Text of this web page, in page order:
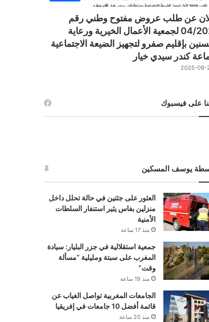
عن طلب عروض مفتوح وطني رقم
04/2025 لجمعية الأعمال الخيرية ورعاية
بإقليم صفرو لتجهيز الضيعة الاجتماعية
كندر سيدي خيار
2025-09-
على فيسبوك
يوسف المسكين
العثور على جثتين في حالة تحلل داخل
منزلين بفاس يثير استنفار السلطات
الأمنية
منذ 17 ساعة
جمعية استقلالية في جزر البليار: سيادة
المغرب على سبتة ومليلية “مسألة
وقت”
منذ 19 ساعة
الجامعات المغربية تواصل الغياب عن
قائمة أفضل 10 جامعات في إفريقيا
منذ 20 ساعة